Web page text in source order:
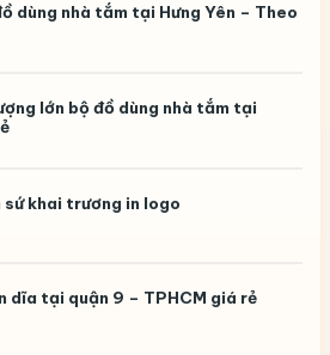
dùng nhà tắm tại Hưng Yên – Theo
lớn bộ đồ dùng nhà tắm tại
khai trương in logo
dĩa tại quận 9 – TPHCM giá rẻ